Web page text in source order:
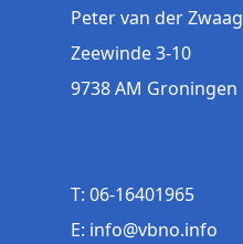
Peter van der Zwaag
Zeewinde 3-10
9738 AM Groningen
T: 06-16401965
E: info@vbno.info